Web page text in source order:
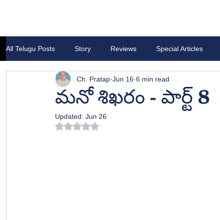
All Telugu Posts Story Reviews Special Articles
మనో శిఖరం - పార్ట్ 8
Ch. Pratap Jun 16 6 min read
Updated: Jun 26
Rated NaN out of 5 stars.